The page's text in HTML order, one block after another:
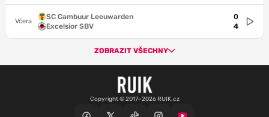
Včera
SC Cambuur Leeuwarden
Excelsior SBV
0
4
ZOBRAZIT VŠECHNY
Copyright © 2017–2026 RUIK.cz